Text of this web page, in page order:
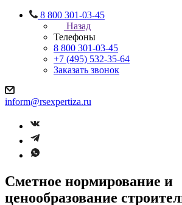
8 800 301-03-45
Назад
Телефоны
8 800 301-03-45
+7 (495) 532-35-64
Заказать звонок
inform@rsexpertiza.ru
Сметное нормирование и
ценообразование